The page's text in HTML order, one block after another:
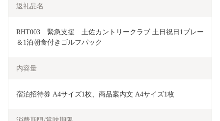
返礼品名
RHT003　緊急支援　土佐カントリークラブ 土日祝日1プレー
＆1泊朝食付きゴルフパック
内容量
宿泊招待券 A4サイズ1枚、商品案内文 A4サイズ1枚